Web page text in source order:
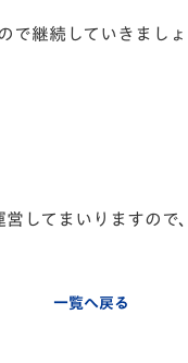
で継続していきましょ
してまいりますので
一覧へ戻る